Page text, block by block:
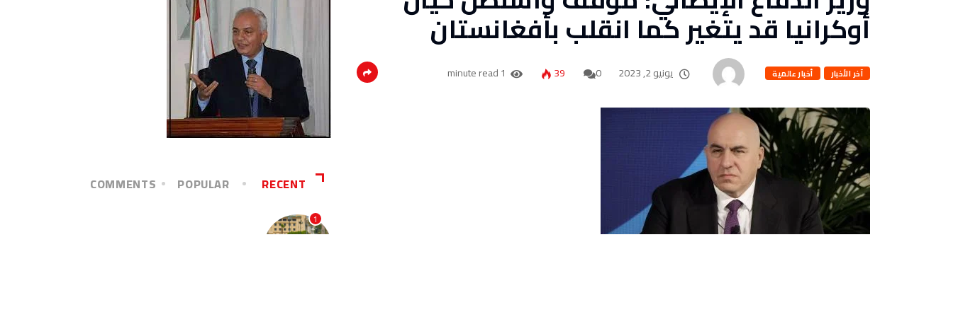
آخر الأخبار أخبار عالمية يونيو 2, 2023 0
39
1 minute read